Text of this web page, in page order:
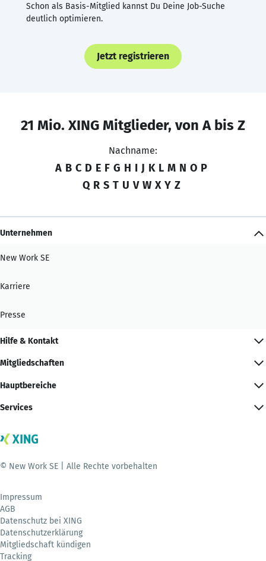
Schon als Basis-Mitglied kannst Du Deine Job-Suche
deutlich optimieren.
Jetzt registrieren
21 Mio. XING Mitglieder, von A bis Z
Nachname:
A B C D E F G H I J K L M N O P
Q R S T U V W X Y Z
Unternehmen
New Work SE
Karriere
Presse
Hilfe & Kontakt
Mitgliedschaften
Hauptbereiche
Services
© New Work SE | Alle Rechte vorbehalten
Impressum
AGB
Datenschutz bei XING
Datenschutzerklärung
Mitgliedschaft kündigen
Tracking